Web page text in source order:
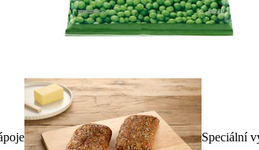
Speciální